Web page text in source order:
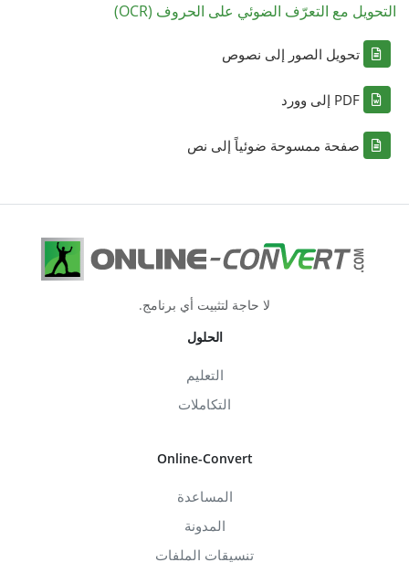
التحويل مع التعرّف الضوئي على الحروف (OCR)
تحويل الصور إلى نصوص
PDF إلى وورد
صفحة ممسوحة ضوئياً إلى نص
لا حاجة لتثبيت أي برنامج.
الحلول
التعليم
التكاملات
Online-Convert
المساعدة
المدونة
تنسيقات الملفات